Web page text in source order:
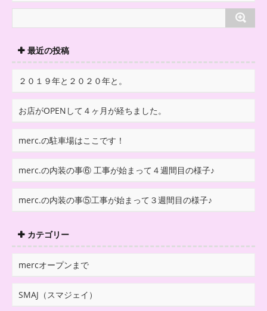
最近の投稿
２０１９年と２０２０年と。
お店がOPENして４ヶ月が経ちました。
merc.の駐車場はここです！
merc.の内装の事⑥ 工事が始まって４週間目の様子♪
merc.の内装の事⑤工事が始まって３週間目の様子♪
カテゴリー
mercオープンまで
SMAJ（スマジェイ）